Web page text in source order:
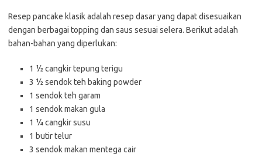
Resep pancake klasik adalah resep dasar yang dapat disesuaikan
dengan berbagai topping dan saus sesuai selera. Berikut adalah
bahan-bahan yang diperlukan:
1 ½ cangkir tepung terigu
3 ½ sendok teh baking powder
1 sendok teh garam
1 sendok makan gula
1 ¼ cangkir susu
1 butir telur
3 sendok makan mentega cair